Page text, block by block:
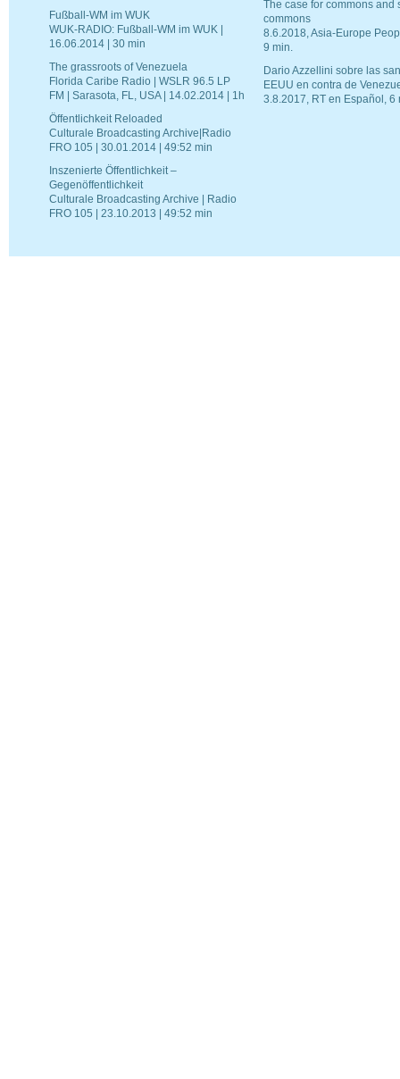
Fußball-WM im WUK
WUK-RADIO: Fußball-WM im WUK |
16.06.2014 | 30 min
The grassroots of Venezuela
Florida Caribe Radio | WSLR 96.5 LP
FM | Sarasota, FL, USA | 14.02.2014 | 1h
Öffentlichkeit Reloaded
Culturale Broadcasting Archive|Radio
FRO 105 | 30.01.2014 | 49:52 min
Inszenierte Öffentlichkeit –
Gegenöffentlichkeit
Culturale Broadcasting Archive | Radio
FRO 105 | 23.10.2013 | 49:52 min
The case for commons and
commons
8.6.2018, Asia-Europe
9 min.
Dario Azzellini sobre las
EEUU en contra de
3.8.2017, RT en Español, 6